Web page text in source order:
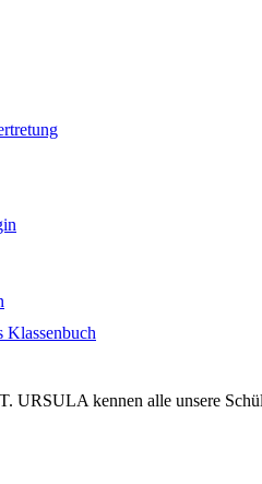
Klassenbuch
URSULA kennen alle unsere